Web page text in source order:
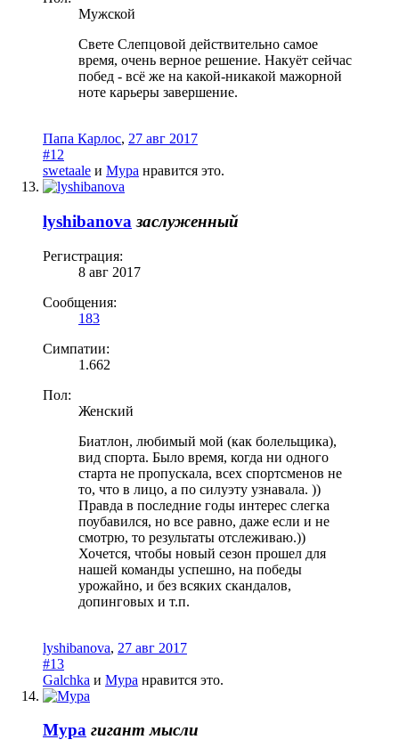
Мужской
Свете Слепцовой действительно самое
время, очень верное решение. Накуёт сейчас
побед - всё же на какой-никакой мажорной
ноте карьеры завершение.
Папа Карлос, 27 авг 2017
#12
swetaale и Мура нравится это.
lyshibanova заслуженный
Регистрация:
8 авг 2017
Сообщения:
183
Симпатии:
1.662
Пол:
Женский
Биатлон, любимый мой (как болельщика),
вид спорта. Было время, когда ни одного
старта не пропускала, всех спортсменов не
то, что в лицо, а по силуэту узнавала. ))
Правда в последние годы интерес слегка
поубавился, но все равно, даже если и не
смотрю, то результаты отслеживаю.))
Хочется, чтобы новый сезон прошел для
нашей команды успешно, на победы
урожайно, и без всяких скандалов,
допинговых и т.п.
lyshibanova, 27 авг 2017
#13
Galchka и Мура нравится это.
Мура гигант мысли